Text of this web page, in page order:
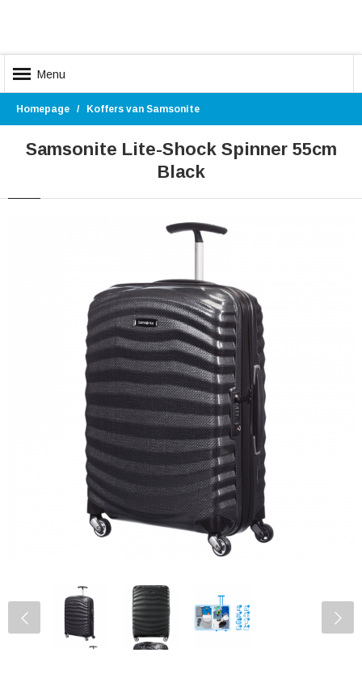
Menu
Homepage Koffers van Samsonite
Samsonite Lite-Shock Spinner 55cm
Black